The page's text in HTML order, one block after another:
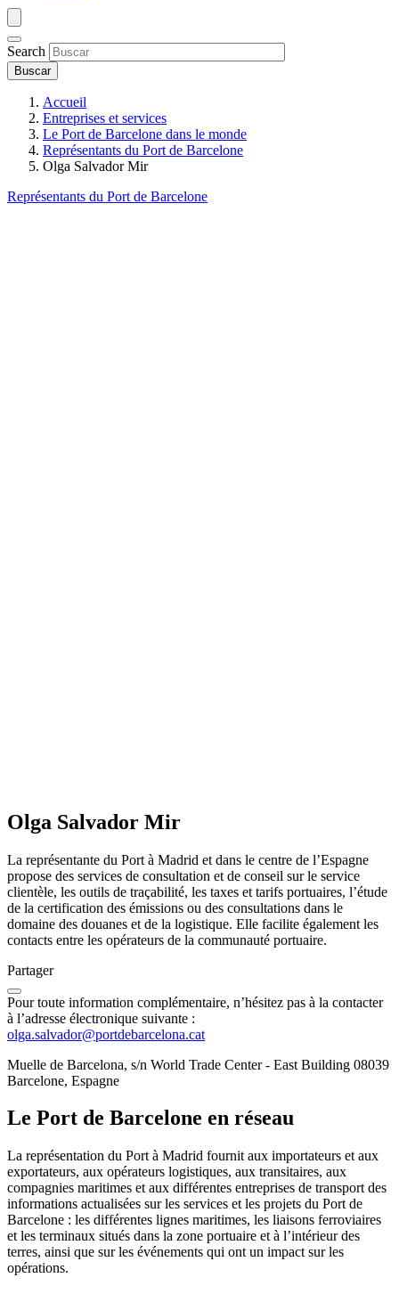
Search
Accueil
Entreprises et services
Le Port de Barcelone dans le monde
Représentants du Port de Barcelone
Olga Salvador Mir
Représentants du Port de Barcelone
Olga Salvador Mir
La représentante du Port à Madrid et dans le centre de l’Espagne
propose des services de consultation et de conseil sur le service
clientèle, les outils de traçabilité, les taxes et tarifs portuaires, l’étude
de la certification des émissions ou des consultations dans le
domaine des douanes et de la logistique. Elle facilite également les
contacts entre les opérateurs de la communauté portuaire.
Partager
Pour toute information complémentaire, n’hésitez pas à la contacter
à l’adresse électronique suivante :
olga.salvador@portdebarcelona.cat
Muelle de Barcelona, s/n World Trade Center - East Building 08039
Barcelone, Espagne
Le Port de Barcelone en réseau
La représentation du Port à Madrid fournit aux importateurs et aux
exportateurs, aux opérateurs logistiques, aux transitaires, aux
compagnies maritimes et aux différentes entreprises de transport des
informations actualisées sur les services et les projets du Port de
Barcelone : les différentes lignes maritimes, les liaisons ferroviaires
et les terminaux situés dans la zone portuaire et à l’intérieur des
terres, ainsi que sur les événements qui ont un impact sur les
opérations.